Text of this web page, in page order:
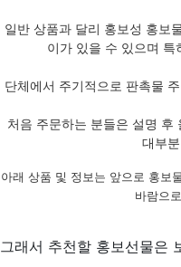
일반 상품과 달리 홍보성 홍보
이가 있을 수 있으며
단체에서 주기적으로 판촉물
처음 주문하는 분들은 설명 후
대부
아래 상품 및 정보는 앞으로 홍보
바람으
그래서 추천할 홍보선물은